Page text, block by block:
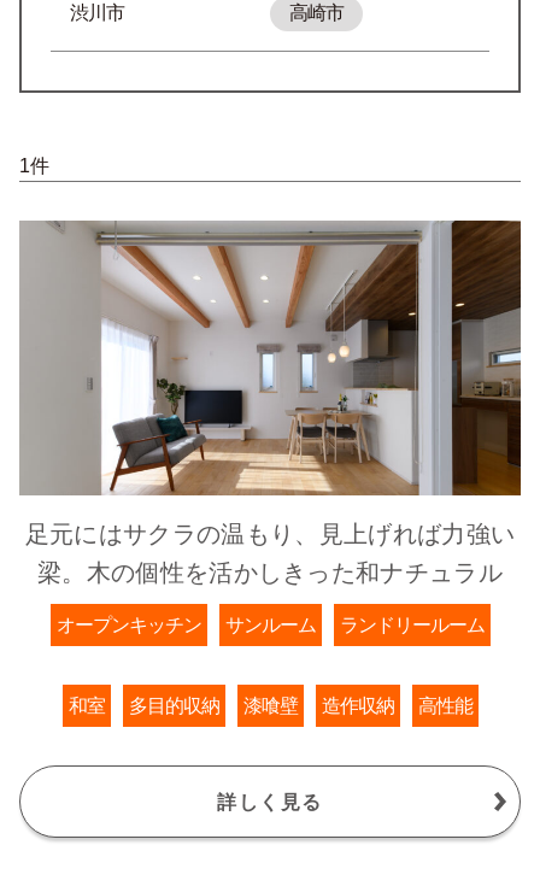
渋川市 高崎市
1件
足元にはサクラの温もり、見上げれば力強い
梁。木の個性を活かしきった和ナチュラル
オープンキッチン サンルーム ランドリールーム
和室 多目的収納 漆喰壁 造作収納 高性能
詳しく見る